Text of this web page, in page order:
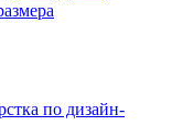
по дизайн-